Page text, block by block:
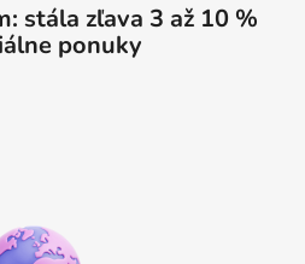
stála zľava 3 až 10 %
ponuky